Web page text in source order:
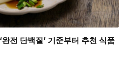
전 단백질’ 기준부터 추천 식품